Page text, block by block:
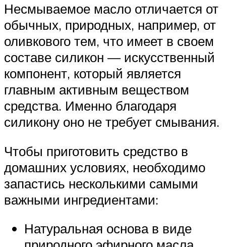
Несмываемое масло отличается от
обычных, природных, например, от
оливкового тем, что имеет в своем
составе силикон — искусственный
компонент, который является
главным активным веществом
средства. Именно благодаря
силикону оно не требует смывания.
Чтобы приготовить средство в
домашних условиях, необходимо
запастись несколькими самыми
важными ингредиентами:
Натуральная основа в виде